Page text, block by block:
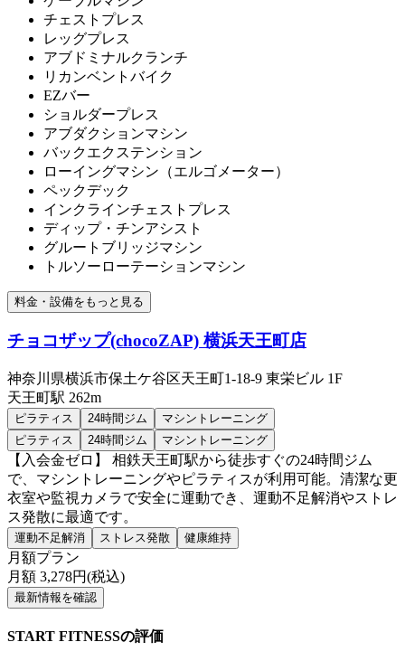
チェストプレス
レッグプレス
アブドミナルクランチ
リカンベントバイク
EZバー
ショルダープレス
アブダクションマシン
バックエクステンション
ローイングマシン（エルゴメーター）
ペックデック
インクラインチェストプレス
ディップ・チンアシスト
グルートブリッジマシン
トルソーローテーションマシン
料金・設備をもっと見る
チョコザップ(chocoZAP) 横浜天王町店
神奈川県横浜市保土ケ谷区天王町1-18-9 東栄ビル 1F
天王町駅 262m
ピラティス 24時間ジム
マシントレーニング
ピラティス
24時間ジム マシントレーニング
【入会金ゼロ】 相鉄天王町駅から徒歩すぐの24時間ジム
で、マシントレーニングやピラティスが利用可能。清潔な更
衣室や監視カメラで安全に運動でき、運動不足解消やストレ
ス発散に最適です。
運動不足解消 ストレス発散 健康維持
月額プラン
月額 3,278円(税込)
最新情報を確認
START FITNESSの評価